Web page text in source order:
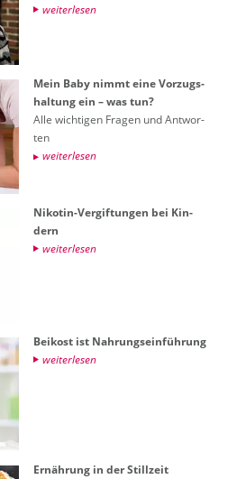
wei­ter­le­sen
Mein Baby nimmt eine Vor­zugs­
hal­tung ein – was tun?
Alle wich­ti­gen Fra­gen und Ant­wor­
ten
wei­ter­le­sen
Ni­ko­tin-Ver­gif­tun­gen bei Kin­
dern
wei­ter­le­sen
Bei­kost ist Nah­rungs­ein­füh­rung
wei­ter­le­sen
Er­näh­rung in der Still­zeit